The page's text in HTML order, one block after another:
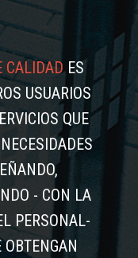
CALIDADES
USUARIOS
QUE
- CON LA
PERSONAL-
OBTENGAN